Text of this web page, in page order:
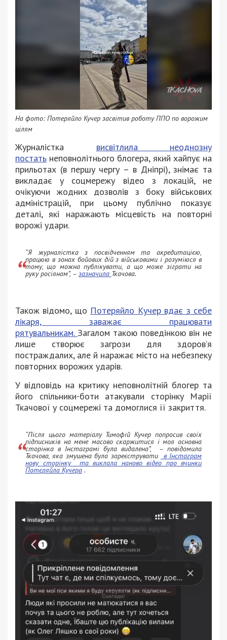
На фото: Потеряйло Кучер засвітив роботу ППО по ворожим
цілям
Журналістка висвітлила неоднозну
постать неповнолітнього блогера, який хайпує на
прильотах (в першу чергу – в Дніпрі), знімає та
викладає у соцмережу відео з локацій, не
очікуючи жодних дозволів з боку військових
адміністрацій, при цьому публічно показує
деталі, які наражають місцевість на повторні
ворожі удари.
“Я журналістка з посвідченням та акредитацією,
працюю в зонах бойових дій з військовими і розуміюся в
тому, що можна публікувати, а що може зіграти на
руку росіянам”, – зазначила Ткачова.
Також відомо, що Потеряйло Кучер вдає з себе
лікаря, заважає працювати
рятувальникам. Загалом такою поведінкою він не
лише створює загрози для здоровʼя
постраждалих, але й наражає місто на небезпеку
повторних ворожих ударів.
У відповідь на критику неповнолітній блогер та
його спільники-боти атакували сторінку Марії
Ткачової у соцмережі та домоглися її закриття.
“Після цього матеріалу Тимофій Кучер попросив своїх
підписників на мене масово скаржитися і моя основна
сторінка в Інстаграмі була видалена”, – повідомила
Ткачова, яка змушена була зареєструвати в Інстаграм
нову сторінку та виклала наново відео про вчинки
Потєряйла Кучера .